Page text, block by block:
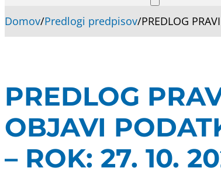
Domov/Predlogi predpisov/PREDLOG
PREDLOG
OBJAVI
– ROK: 27. 10.